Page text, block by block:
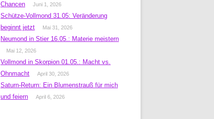
Chancen
Juni 1, 2026
Schütze-Vollmond 31.05: Veränderung
beginnt jetzt
Mai 31, 2026
Neumond in Stier 16.05.: Materie meistern
Mai 12, 2026
Vollmond in Skorpion 01.05.: Macht vs.
Ohnmacht
April 30, 2026
Saturn-Return: Ein Blumenstrauß für mich
und feiern
April 6, 2026